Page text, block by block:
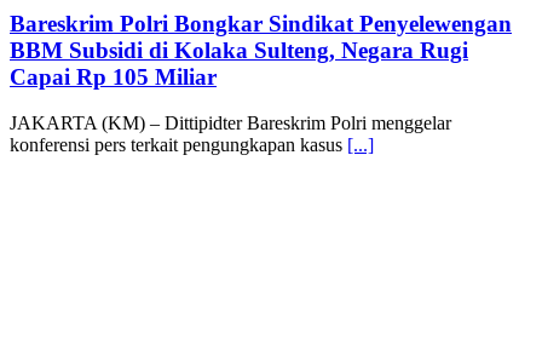
Bareskrim Polri Bongkar Sindikat Penyelewengan
BBM Subsidi di Kolaka Sulteng, Negara Rugi
Capai Rp 105 Miliar
JAKARTA (KM) – Dittipidter Bareskrim Polri menggelar
konferensi pers terkait pengungkapan kasus [...]